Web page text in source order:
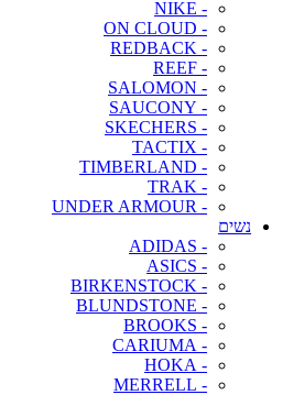
- NIKE
- ON CLOUD
- REDBACK
- REEF
- SALOMON
- SAUCONY
- SKECHERS
- TACTIX
- TIMBERLAND
- TRAK
- UNDER ARMOUR
נשים
- ADIDAS
- ASICS
- BIRKENSTOCK
- BLUNDSTONE
- BROOKS
- CARIUMA
- HOKA
- MERRELL